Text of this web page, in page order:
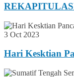
3 Oct 2023
Hari Kesktian